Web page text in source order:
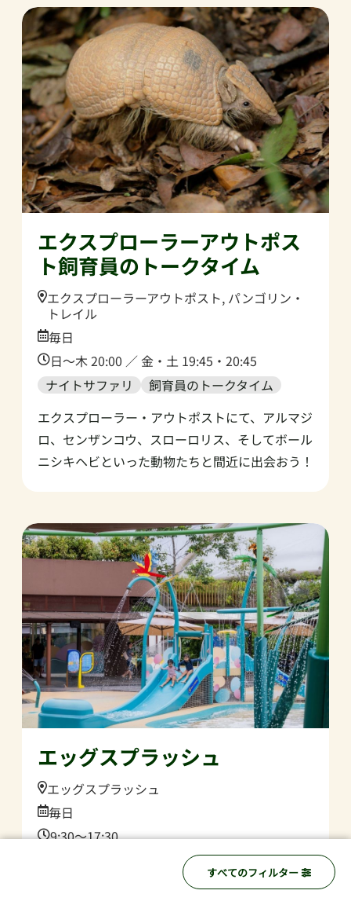
すべてのフィルター
エクスプローラーアウトポス
ト飼育員のトークタイム
Location:
エクスプローラーアウトポスト, パンゴリン・
トレイル
Date:
毎日
Time:
日～木 20:00 ／ 金・土 19:45・20:45
ナイトサファリ
飼育員のトークタイム
エクスプローラー・アウトポストにて、アルマジ
ロ、センザンコウ、スローロリス、そしてボール
ニシキヘビといった動物たちと間近に出会おう！
エッグスプラッシュ
Location:
エッグスプラッシュ
Date:
毎日
Time:
9:30～17:30
子供たちの遊び場
「エッグスプラッシュ」が帰ってきました！水し